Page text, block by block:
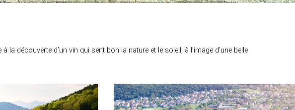
la découverte d’un vin qui sent bon la nature et le soleil, à l’image d’une belle